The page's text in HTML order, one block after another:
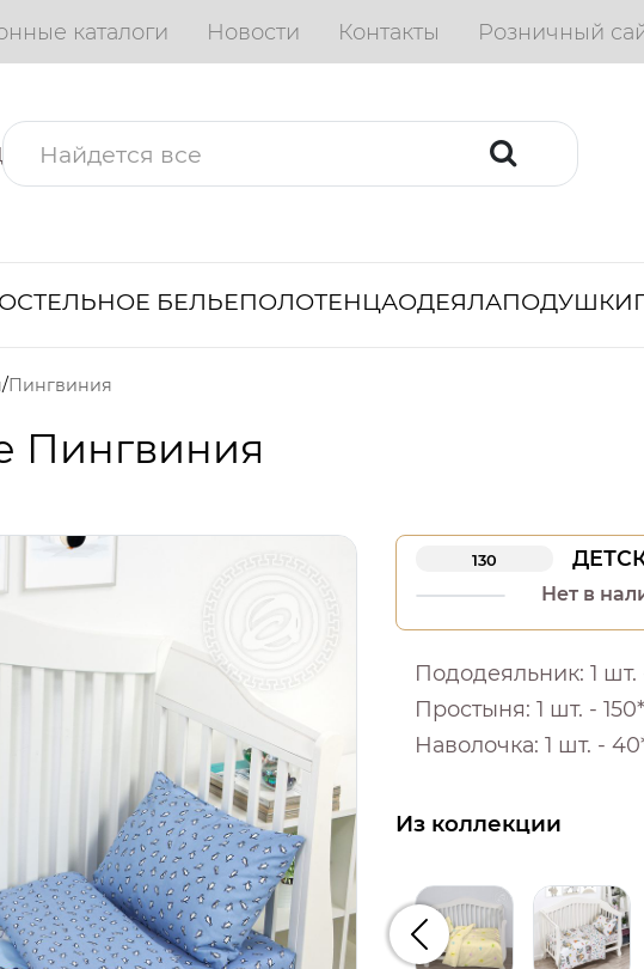
каталоги Новости Контакты Розничный
БЕЛЬЕПОЛОТЕНЦАОДЕЯЛАПОДУШКИ
Пингвиния
Пингвиния
130
Нет в
Пододеяльник: 1 шт. -
Простыня: 1 шт. -
Наволочка: 1 шт. -
Из коллекции
Предыдущий